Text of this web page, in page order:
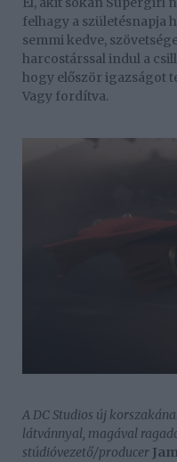
felhagy a születésnapja
semmi kedve,
harcostárssal indul a
hogy először igazságot
Vagy fordítva.
A DC Studios új
látvánnyal, magával
stúdióvezető/producer